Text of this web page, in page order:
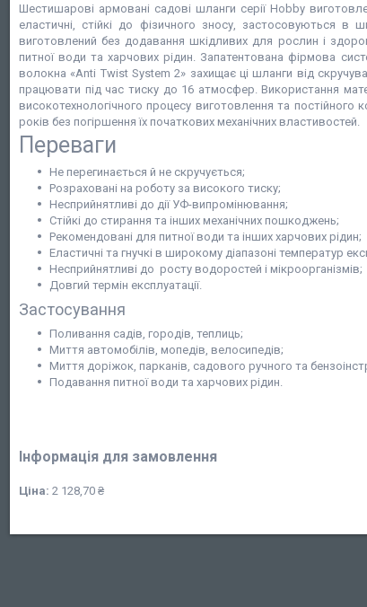
Шестишарові армовані садові шланги серії Hobby
еластичні, стійкі до фізичного зносу, застосовуються в
виготовлений без додавання шкідливих для рослин і
питної води та харчових рідин. Запатентована фірмова
волокна «Anti Twist System 2» захищає ці шланги від
працювати під час тиску до 16 атмосфер. Використання
високотехнологічного процесу виготовлення та
років без погіршення їх початкових механічних властивостей.
Переваги
Не перегинається й не скручується;
Розраховані на роботу за високого тиску;
Несприйнятливі до дії УФ-випромінювання;
Стійкі до стирання та інших механічних пошкоджень;
Рекомендовані для питної води та інших харчових рідин;
Еластичні та гнучкі в широкому діапазоні температур
Несприйнятливі до росту водоростей і мікроорганізмів;
Довгий термін експлуатації.
Застосування
Поливання садів, городів, теплиць;
Миття автомобілів, мопедів, велосипедів;
Миття доріжок, парканів, садового ручного та
Подавання питної води та харчових рідин.
Інформація для замовлення
Ціна: 2 128,70 ₴